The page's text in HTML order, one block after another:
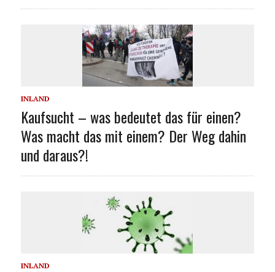
INLAND
Kaufsucht – was bedeutet das für einen?
Was macht das mit einem? Der Weg dahin
und daraus?!
INLAND